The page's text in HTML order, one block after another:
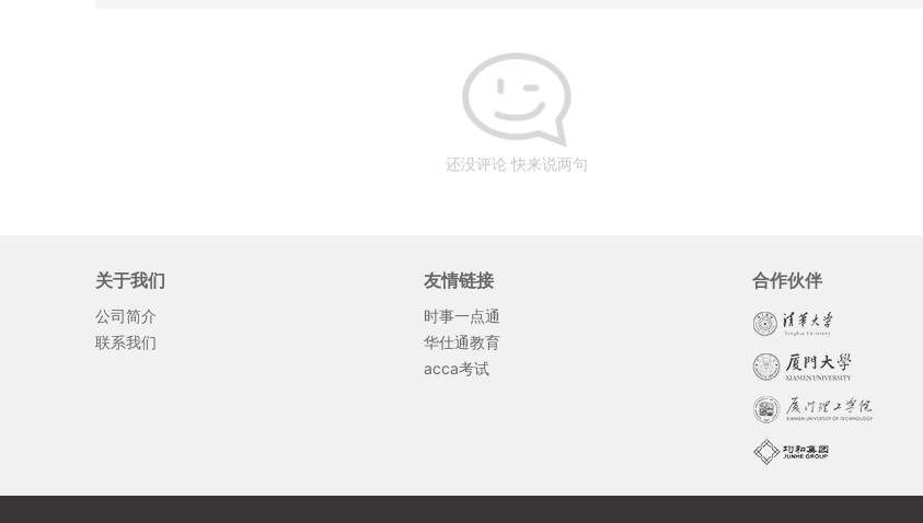
还没评论 快来说两句
关于我们
公司简介
联系我们
友情链接
时事一点通
华仕通教育
acca考试
合作伙伴